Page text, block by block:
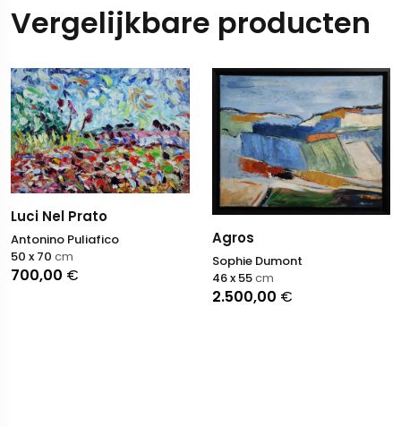
Vergelijkbare producten
Luci Nel Prato
Antonino Puliafico
700,00 €
50 x 70 cm
Agros
Sophie Dumont
2.500,00 €
46 x 55cm